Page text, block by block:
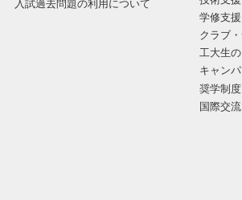
入試過去問題の利用について
学修支
クラブ
工大生
キャン
奨学制度
国際交流